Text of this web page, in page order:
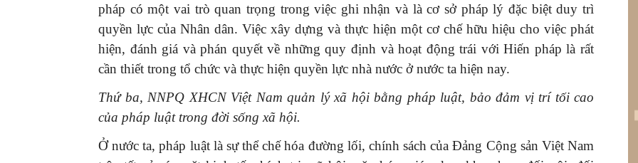
pháp có một vai trò quan trọng trong việc ghi nhận và là cơ sở pháp lý đặc biệt duy trì
quyền lực của Nhân dân. Việc xây dựng và thực hiện một cơ chế hữu hiệu cho việc phát
hiện, đánh giá và phán quyết về những quy định và hoạt động trái với Hiến pháp là rất
cần thiết trong tổ chức và thực hiện quyền lực nhà nước ở nước ta hiện nay.
Thứ ba, NNPQ XHCN Việt Nam quản lý xã hội bằng pháp luật, bảo đảm vị trí tối cao
của pháp luật trong đời sống xã hội.
Ở nước ta, pháp luật là sự thể chế hóa đường lối, chính sách của Đảng Cộng sản Việt Nam